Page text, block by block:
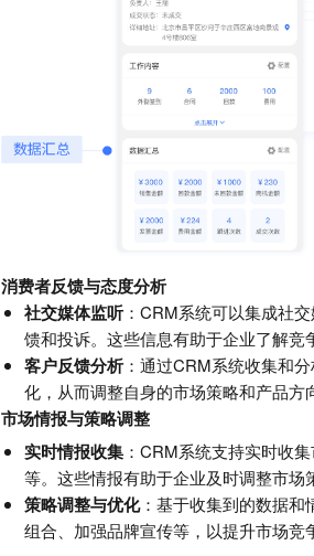
消费者反馈与态度分析
社交媒体监听：CRM系统可以集成社
馈和投诉。这些信息有助于企业了解竞
客户反馈分析：通过CRM系统收集和
化，从而调整自身的市场策略和产品方
市场情报与策略调整
实时情报收集 ：CRM系统支持实时收
等。这些情报有助于企业及时调整市场
策略调整与优化：基于收集到的数据和
组合、加强品牌宣传等，以提升市场竞